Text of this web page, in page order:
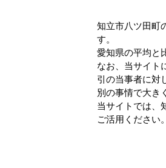
知立市八ツ田町
す。
愛知県の平均と
なお、当サイト
引の当事者に対
別の事情で大き
当サイトでは、
ご活用ください。